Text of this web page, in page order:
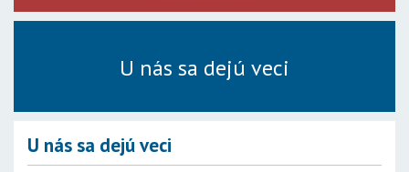
U nás sa dejú veci
U nás sa dejú veci